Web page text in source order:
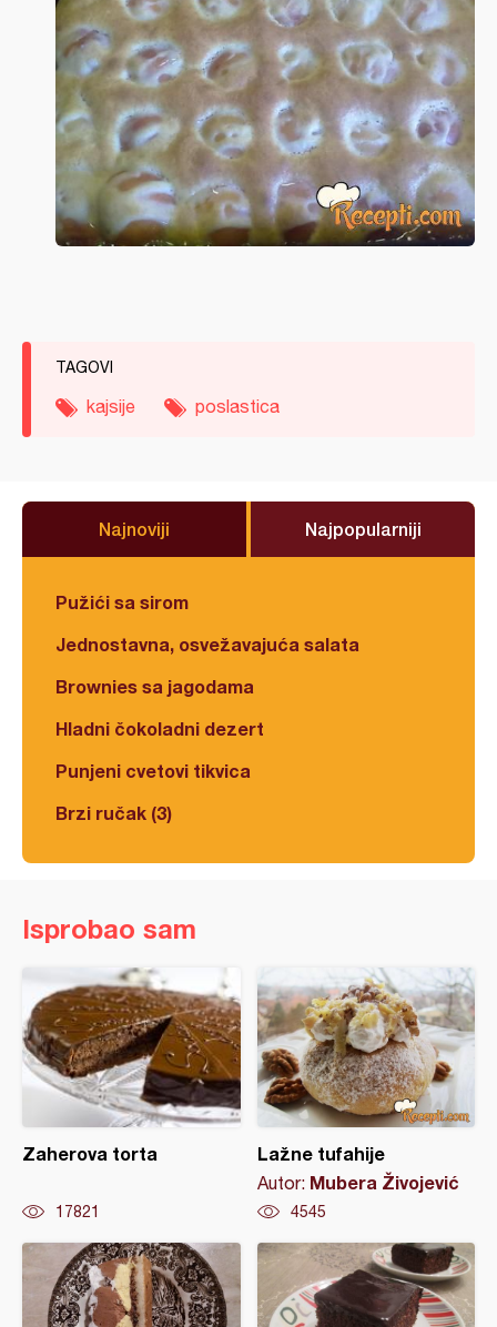
TAGOVI
kajsije poslastica
Najnoviji Najpopularniji
Pužići sa sirom
Jednostavna, osvežavajuća salata
Brownies sa jagodama
Hladni čokoladni dezert
Punjeni cvetovi tikvica
Brzi ručak (3)
Isprobao sam
Zaherova torta
17821
Lažne tufahije
Autor: Mubera Živojević
4545